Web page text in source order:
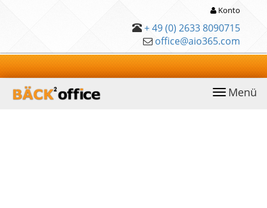
Konto
+ 49 (0) 2633 8090715
office@aio365.com
Menü